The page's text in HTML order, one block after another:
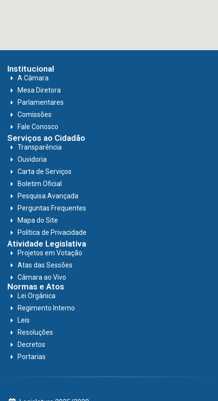
Institucional
A Câmara
Mesa Diretora
Parlamentares
Comissões
Fale Conosco
Serviços ao Cidadão
Transparência
Ouvidoria
Carta de Serviços
Boletim Oficial
Pesquisa Avançada
Perguntas Frequentes
Mapa do Site
Política de Privacidade
Atividade Legislativa
Projetos em Votação
Atas das Sessões
Câmara ao Vivo
Normas e Atos
Lei Orgânica
Regimento Interno
Leis
Resoluções
Decretos
Portarias